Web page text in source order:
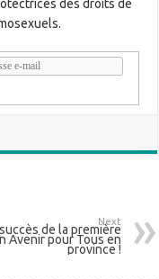
des droits de
Next
de la première
Avenir pour Tous en
province !